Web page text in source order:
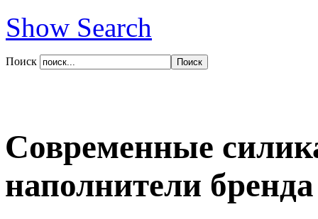
Show Search
Поиск
Современные
наполнители